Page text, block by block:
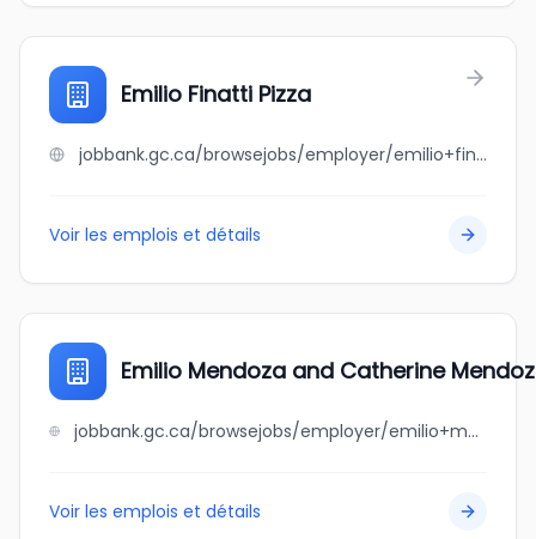
Emilio Finatti Pizza
jobbank.gc.ca/browsejobs/employer/emilio+finatti+pizza/ca
Voir les emplois et détails
Emilio Mendoza and Catherine
jobbank.gc.ca/browsejobs/employer/emilio+mendoza+and+catherine+mendoza/ca
Voir les emplois et détails